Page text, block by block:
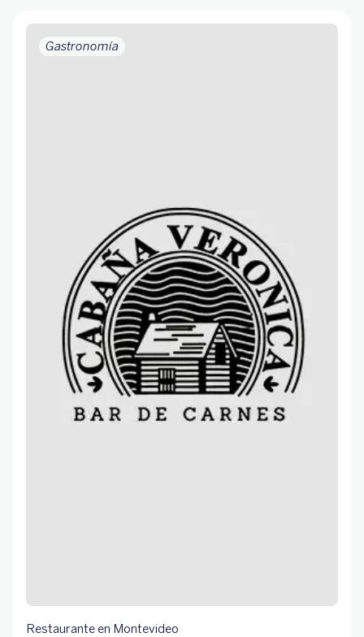
Gastronomía
Restaurante en Montevideo